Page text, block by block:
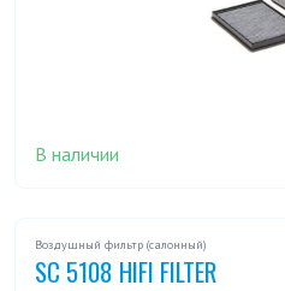
В наличии
Воздушный фильтр (салонный)
SC 5108 HIFI FILTER